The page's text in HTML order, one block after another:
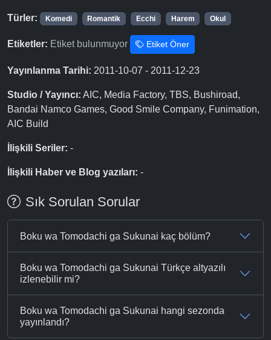
Türler: Komedi Romantik Ecchi Harem Okul
Etiketler: Etiket bulunmuyor Etiket Öner
Yayınlanma Tarihi: 2011-10-07 - 2011-12-23
Studio / Yayıncı: AIC, Media Factory, TBS, Bushiroad,
Bandai Namco Games, Good Smile Company, Funimation,
AIC Build
İlişkili Seriler: -
İlişkili Haber ve Blog yazıları: -
Sık Sorulan Sorular
Boku wa Tomodachi ga Sukunai kaç bölüm?
Boku wa Tomodachi ga Sukunai Türkçe altyazılı
izlenebilir mi?
Boku wa Tomodachi ga Sukunai hangi sezonda
yayınlandı?